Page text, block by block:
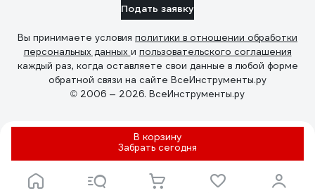
В корзину
Забрать сегодня
Подать заявку
Вы принимаете условия политики в отношении обработки
персональных данных и пользовательского соглашения
каждый раз, когда оставляете свои данные в любой форме
обратной связи на сайте ВсеИнструменты.ру
© 2006 — 2026. ВсеИнструменты.ру